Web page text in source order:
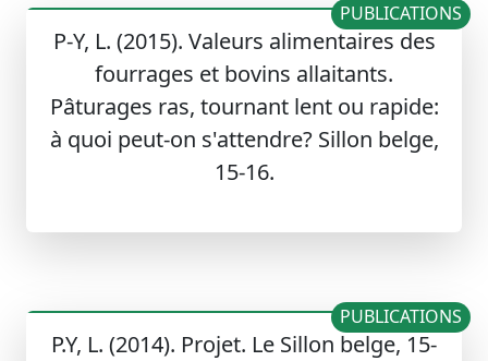
P-Y, L. (2015). Valeurs alimentaires des
fourrages et bovins allaitants.
Pâturages ras, tournant lent ou rapide:
à quoi peut-on s'attendre? Sillon belge,
15-16.
PUBLICATIONS
P.Y, L. (2014). Projet. Le Sillon belge, 15-
PUBLICATIONS